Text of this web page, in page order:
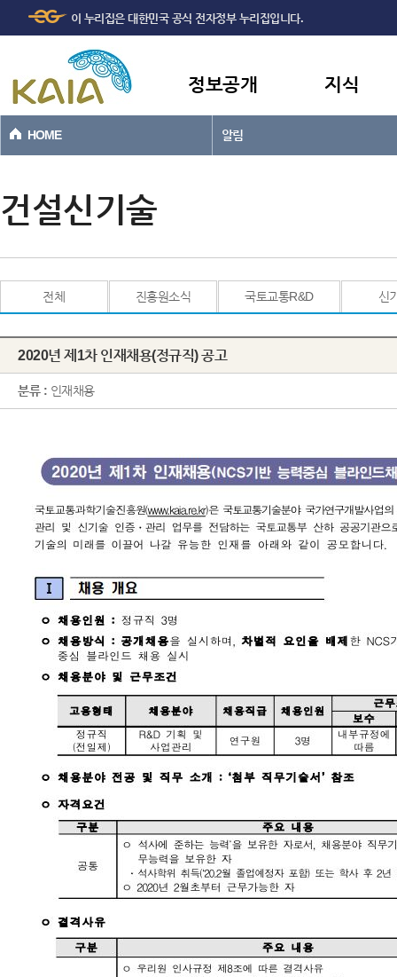
본문바로가기
이 누리집은 대한민국 공식 전자정부 누리집입니다.
정보공개 지식
HOME 알림
건설신기술
전체 진흥원소식 국토교통R&D 신
2020년 제1차 인재채용(정규직) 공고
분류 : 인재채용